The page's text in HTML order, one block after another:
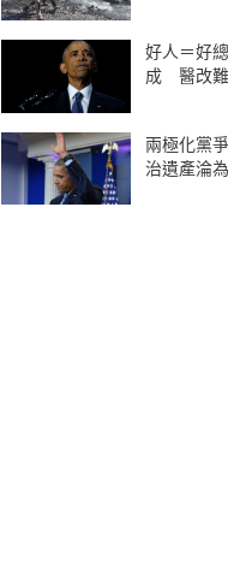
好人＝好
成 醫改
兩極化黨
治遺產淪